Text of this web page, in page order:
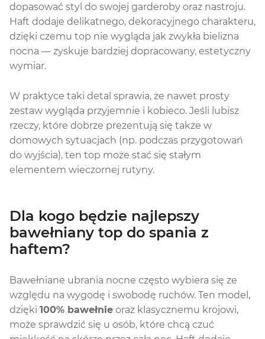
dopasować styl do swojej garderoby oraz nastroju.
Haft dodaje delikatnego, dekoracyjnego charakteru,
dzięki czemu top nie wygląda jak zwykła bielizna
nocna — zyskuje bardziej dopracowany, estetyczny
wymiar.
W praktyce taki detal sprawia, że nawet prosty
zestaw wygląda przyjemnie i kobieco. Jeśli lubisz
rzeczy, które dobrze prezentują się także w
domowych sytuacjach (np. podczas przygotowań
do wyjścia), ten top może stać się stałym
elementem wieczornej rutyny.
Dla kogo będzie najlepszy
bawełniany top do spania z
haftem?
Bawełniane ubrania nocne często wybiera się ze
względu na wygodę i swobodę ruchów. Ten model,
dzięki 100% bawełnie oraz klasycznemu krojowi,
może sprawdzić się u osób, które chcą czuć